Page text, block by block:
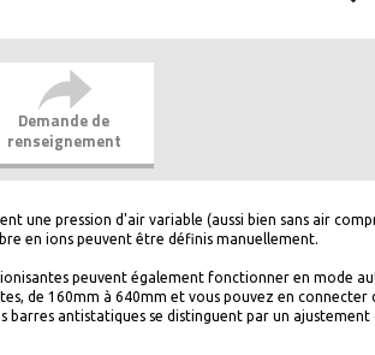
Demande de
renseignement
une pression d'air variable (aussi bien sans air
en ions peuvent être définis manuellement.
peuvent également fonctionner en mode
de 160mm à 640mm et vous pouvez en connecter
barres antistatiques se distinguent par un